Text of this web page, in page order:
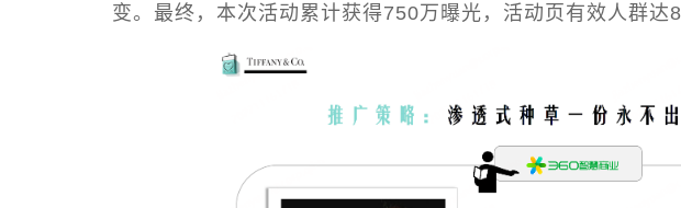
变。最终，本次活动累计获得750万曝光，活动页有效人群达